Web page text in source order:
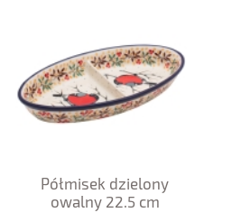
Półmisek dzielony
owalny 22.5 cm